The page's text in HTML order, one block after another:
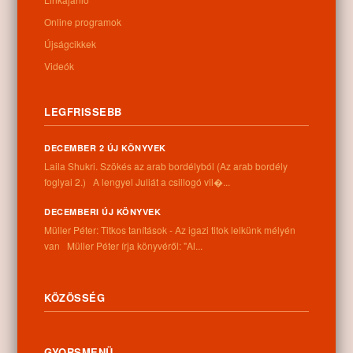
0
Kategóriák: Aktuális,Események, programok,Fotógalériák
Nyíracsádi Gondolatok
Irodalmi Antológia
18
Online programok
Újságcikkek
Videók
LEGFRISSEBB
DECEMBER 2 ÚJ KÖNYVEK
Laila Shukri. Szökés ​az arab bordélyból (Az arab bordély
foglyai 2.) A lengyel Juliát a csillogó vil�...
DECEMBERI ÚJ KÖNYVEK
Müller Péter: Titkos tanítások - Az igazi titok lelkünk mélyén
van Müller Péter írja könyvéről: "Al...
KÖZÖSSÉG